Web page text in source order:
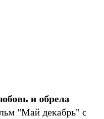
и обрела
"Май декабрь" с